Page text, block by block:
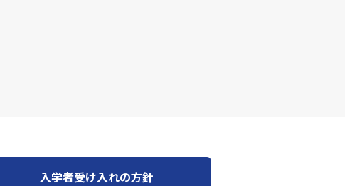
入学者受け入れの方針